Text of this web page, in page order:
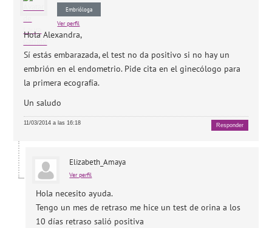
Embrióloga
Ver perfil
Hola Alexandra,
Sí estás embarazada, el test no da positivo si no hay un
embrión en el endometrio. Pide cita en el ginecólogo para
la primera ecografía.
Un saludo
11/03/2014 a las 16:18 Responder
Elizabeth_Amaya
Ver perfil
Hola necesito ayuda.
Tengo un mes de retraso me hice un test de orina a los
10 días retraso salió positiva